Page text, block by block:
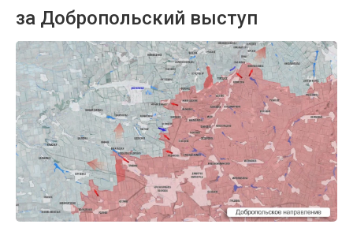
за Добропольский выступ